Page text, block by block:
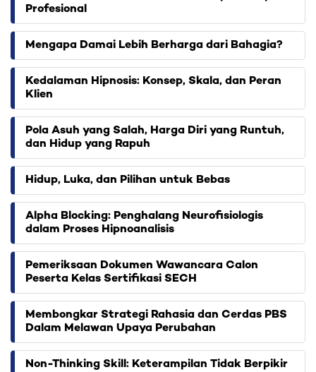
Profesional
Mengapa Damai Lebih Berharga dari Bahagia?
Kedalaman Hipnosis: Konsep, Skala, dan Peran
Klien
Pola Asuh yang Salah, Harga Diri yang Runtuh,
dan Hidup yang Rapuh
Hidup, Luka, dan Pilihan untuk Bebas
Alpha Blocking: Penghalang Neurofisiologis
dalam Proses Hipnoanalisis
Pemeriksaan Dokumen Wawancara Calon
Peserta Kelas Sertifikasi SECH
Membongkar Strategi Rahasia dan Cerdas PBS
Dalam Melawan Upaya Perubahan
Non-Thinking Skill: Keterampilan Tidak Berpikir